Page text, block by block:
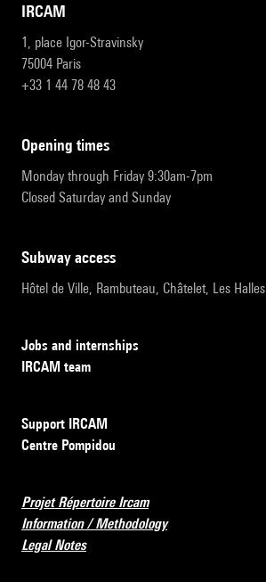
IRCAM
1, place Igor-Stravinsky
75004 Paris
+33 1 44 78 48 43
opening times
Monday through Friday 9:30am-7pm
Closed Saturday and Sunday
subway access
Hôtel de Ville, Rambuteau, Châtelet, Les Halles
Jobs and internships
IRCAM team
Support IRCAM
Centre Pompidou
Projet Répertoire Ircam
Information / Methodology
Legal Notes